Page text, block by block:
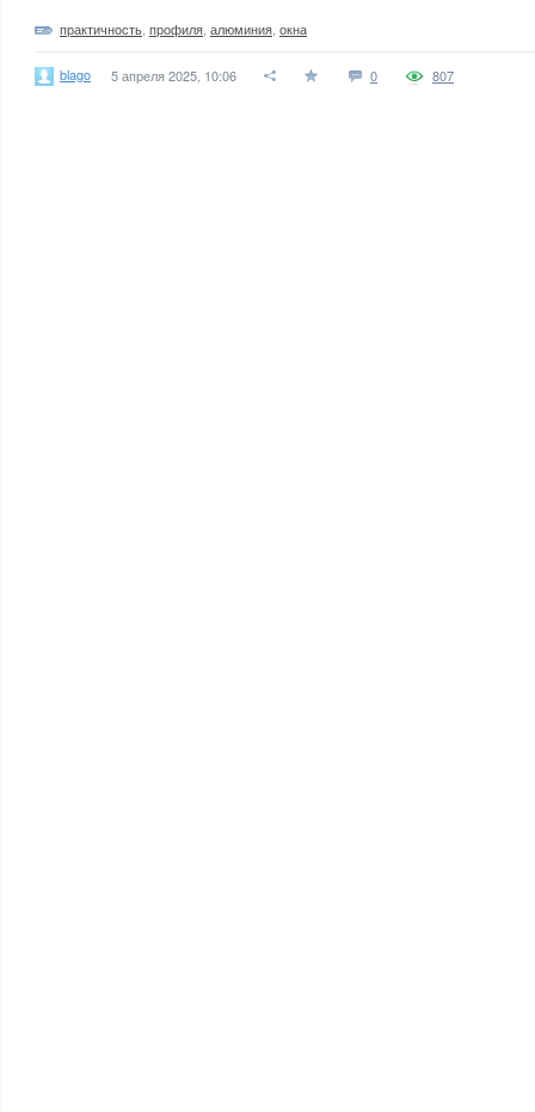
практичность профиля алюминия окна
blago 5 апреля 2025, 10:06 0 807